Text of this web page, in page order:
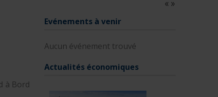
à Bord
Evénements à venir
Aucun événement trouvé
Actualités économiques